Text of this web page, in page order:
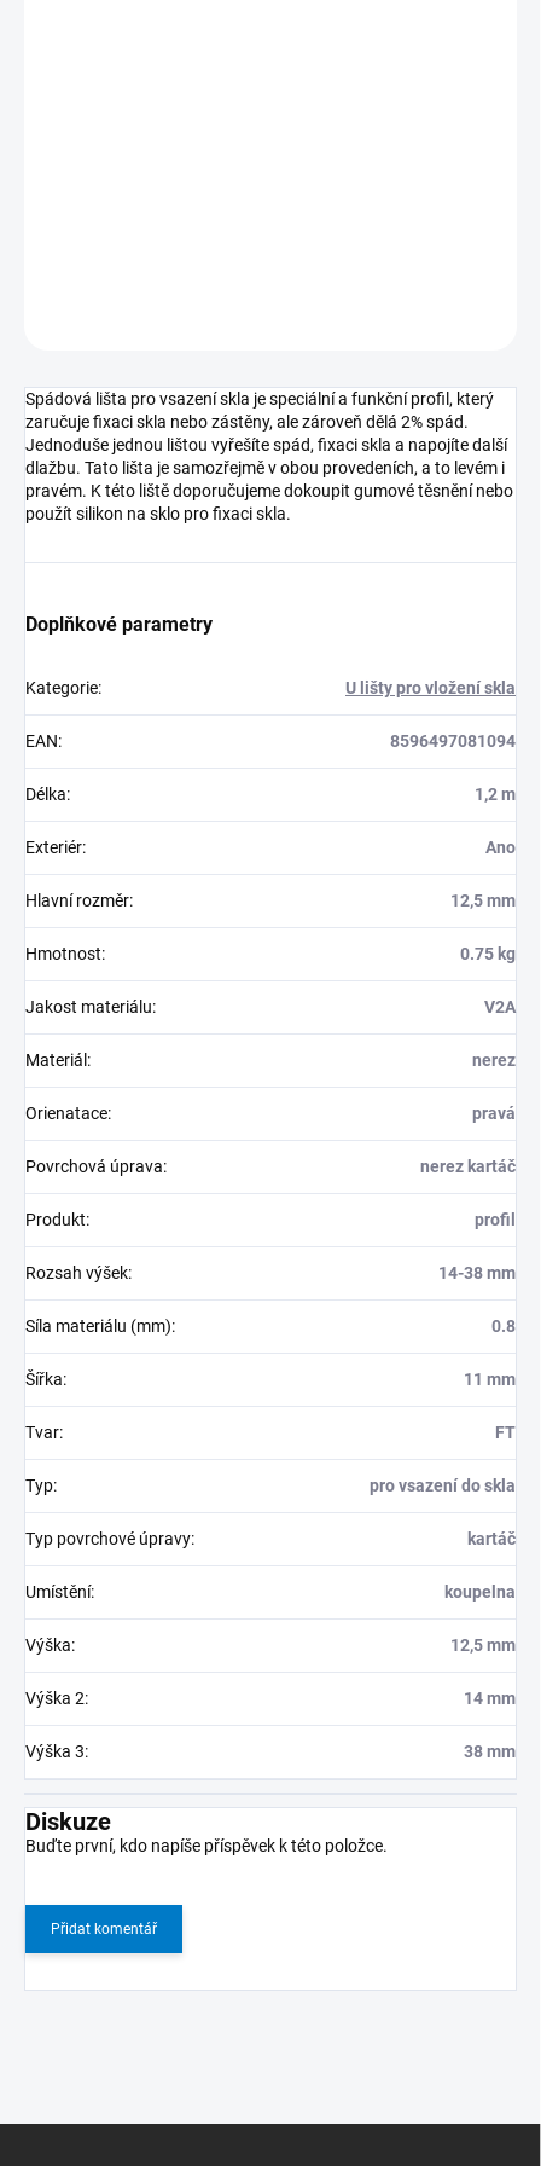
Spádová lišta pro vsazení skla je speciální a funkční profil, který
zaručuje fixaci skla nebo zástěny, ale zároveň dělá 2% spád.
Jednoduše jednou lištou vyřešíte spád, fixaci skla a napojíte další
dlažbu. Tato lišta je samozřejmě v obou provedeních, a to levém i
pravém. K této liště doporučujeme dokoupit gumové těsnění nebo
použít silikon na sklo pro fixaci skla.
Doplňkové parametry
Kategorie: U lišty pro vložení skla
EAN: 8596497081094
Délka: 1,2 m
Exteriér: Ano
Hlavní rozměr: 12,5 mm
Hmotnost: 0.75 kg
Jakost materiálu: V2A
Materiál : nerez
Orienatace: pravá
Povrchová úprava: nerez kartáč
Produkt: profil
Rozsah výšek: 14-38 mm
Síla materiálu (mm): 0.8
Šířka: 11 mm
Tvar: FT
Typ: pro vsazení do skla
Typ povrchové úpravy: kartáč
Umístění: koupelna
Výška: 12,5 mm
Výška 2: 14 mm
Výška 3: 38 mm
Diskuze
Buďte první, kdo napíše příspěvek k této položce.
Přidat komentář